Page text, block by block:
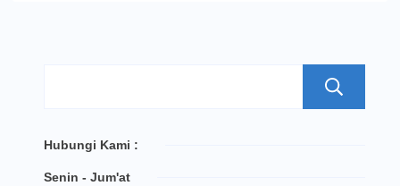
Hubungi Kami :
Senin - Jum'at